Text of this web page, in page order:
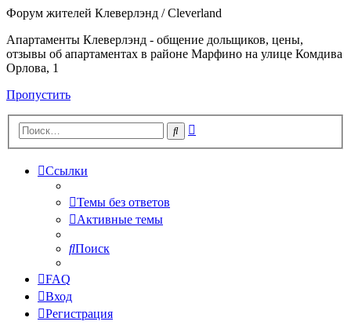
Форум жителей Клеверлэнд / Cleverland
Апартаменты Клеверлэнд - общение дольщиков, цены,
отзывы об апартаментах в районе Марфино на улице Комдива
Орлова, 1
Пропустить
Поиск
Ссылки
Темы без ответов
Активные темы
Поиск
FAQ
Вход
Регистрация